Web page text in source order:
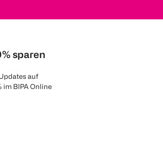
sparen
auf
im BIPA Online